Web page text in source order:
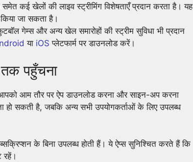
समेत कई खेलों की लाइव स्ट्रीमिंग विशेषताएँ प्रदान करता है। यह
किया जा सकता है।
गेम्स और अन्य खेल समारोहों की स्ट्रीम सुविधा भी प्रदान
या iOS प्लेटफार्म पर डाउनलोड करें।
पहुँचना
आम तौर पर ऐप डाउनलोड करना और साइन-अप करना
सकती है, जबकि अन्य सभी उपयोगकर्ताओं के लिए उपलब्ध
के बिना उपलब्ध होती हैं। ये ऐप्स सुनिश्चित करते हैं कि
रहें।